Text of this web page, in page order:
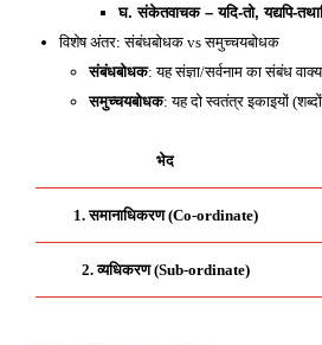
घ. संकेतवाचक – यदि-तो, यद्यपि-
विशेष अंतर: संबंधबोधक vs समुच्चयबोधक
संबंधबोधक: यह संज्ञा/सर्वनाम का संबंध
समुच्चयबोधक: यह दो स्वतंत्र इकाइयों
भेद
1. समानाधिकरण (Co-ordinate)
2. व्यधिकरण (Sub-ordinate)